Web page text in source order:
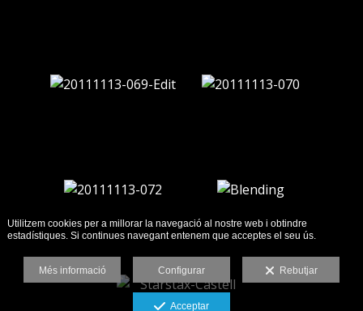
Utilitzem cookies per a millorar la navegació al nostre web i obtindre
estadístiques. Si continues navegant entenem que acceptes el seu ús.
Més informació Configurar Rebutjar
Acceptar